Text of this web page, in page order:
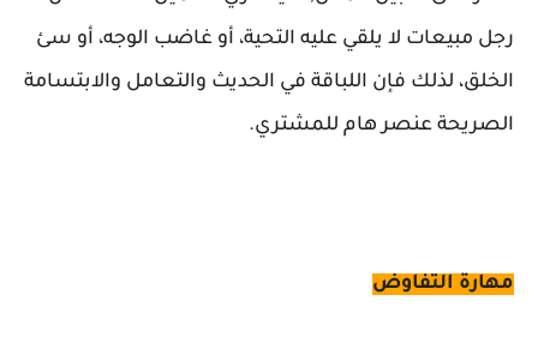
رجل مبيعات لا يلقي عليه التحية، أو غاضب الوجه، أو سئ
الخلق، لذلك فإن اللباقة في الحديث والتعامل والابتسامة
الصريحة عنصر هام للمشتري.
مهارة التفاوض